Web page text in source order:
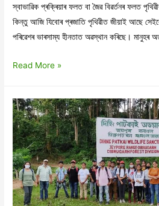
স্বাভাৱিক প্ৰক্ৰিয়াৰ ফলত বা জৈৱ বিৱৰ্তনৰ ফলত
কিন্তু আজি যিবোৰ প্ৰজাতি পৃথিৱীত জীয়াই আছে
পৰিৱেশৰ ভাৰসাম্য হীনতাত অৱস্থান কৰিছে। মানুহৰ
বিপদত
বন্যপ্ৰাণী
Read More »